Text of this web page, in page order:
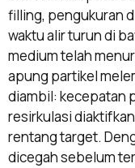
filling, pengukuran
waktu alir turun di
medium telah
apung partikel
diambil: kecepatan
resirkulasi
rentang target.
dicegah sebelum